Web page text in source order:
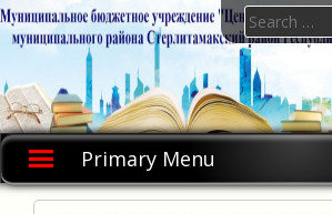
Skip
to
Primary Menu
Search
for: